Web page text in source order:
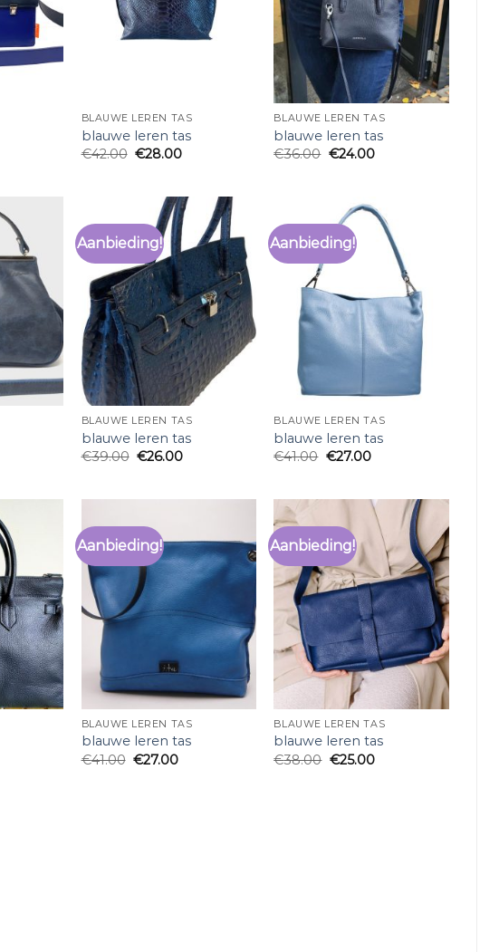
BLAUWE LEREN TAS
blauwe leren tas
€42.00 €28.00
BLAUWE LEREN TAS
blauwe leren tas
€36.00 €24.00
Aanbieding!
BLAUWE LEREN TAS
blauwe leren tas
€39.00 €26.00
Aanbieding!
BLAUWE LEREN TAS
blauwe leren tas
€41.00 €27.00
Aanbieding!
BLAUWE LEREN TAS
blauwe leren tas
€41.00 €27.00
Aanbieding!
BLAUWE LEREN TAS
blauwe leren tas
€38.00 €25.00